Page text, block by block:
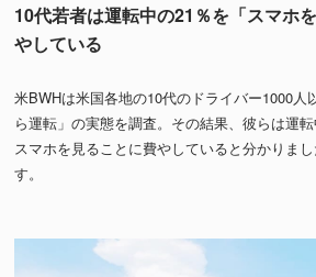
10代若者は運転中の21％を「スマホ
やしている
米BWHは米国各地の10代のドライバー1000人
ら運転」の実態を調査。その結果、彼らは運
スマホを見ることに費やしていると分かりま
す。